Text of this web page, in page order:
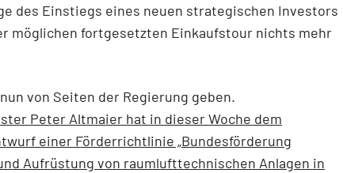
des Einstiegs eines neuen strategischen Investors
möglichen fortgesetzten Einkaufstour nichts mehr
von Seiten der Regierung geben.
Peter Altmaier hat in dieser Woche dem
einer Förderrichtlinie „Bundesförderung
Aufrüstung von raumlufttechnischen Anlagen in